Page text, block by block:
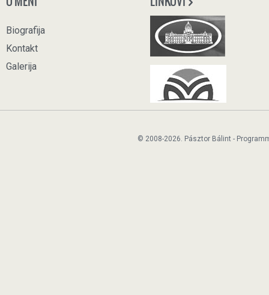
Biografija
Kontakt
Galerija
© 2008-2026. Pásztor Bálint -